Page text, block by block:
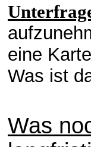
eine
Was ist
Was